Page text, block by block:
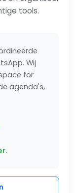
tools.
Wij
for
agenda's,